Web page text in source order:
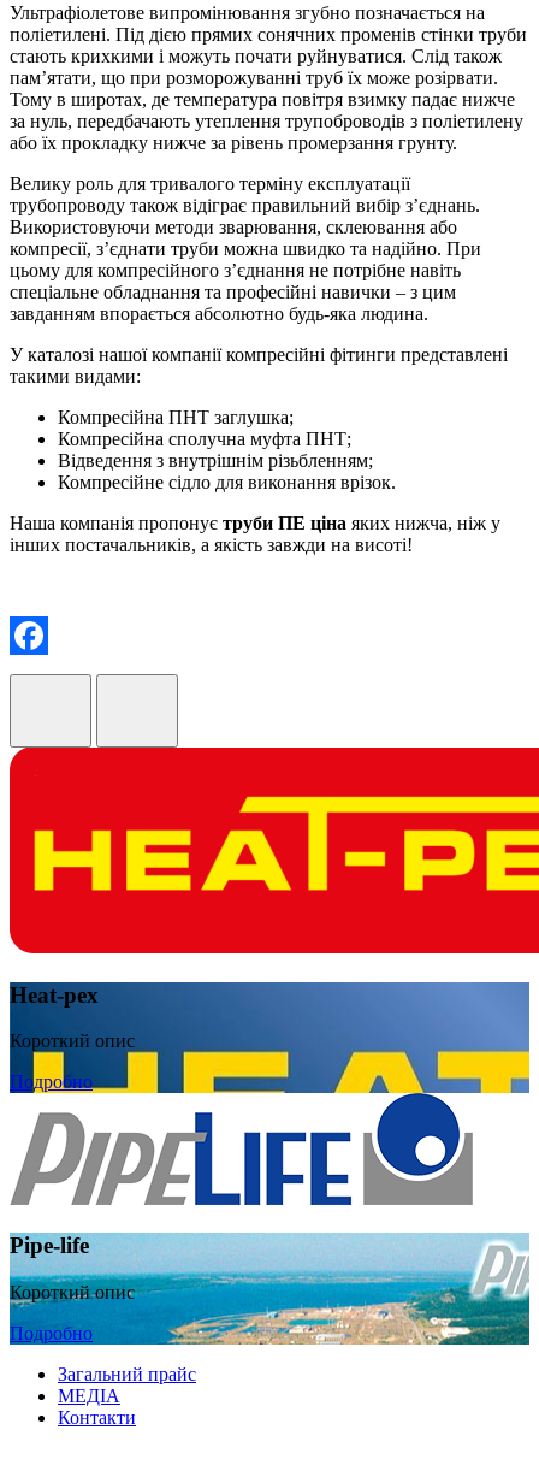
Ультрафіолетове випромінювання згубно позначається на
поліетилені. Під дією прямих сонячних променів стінки труби
стають крихкими і можуть почати руйнуватися. Слід також
пам’ятати, що при розморожуванні труб їх може розірвати.
Тому в широтах, де температура повітря взимку падає нижче
за нуль, передбачають утеплення трупоброводів з поліетилену
або їх прокладку нижче за рівень промерзання грунту.
Велику роль для тривалого терміну експлуатації
трубопроводу також відіграє правильний вибір з’єднань.
Використовуючи методи зварювання, склеювання або
компресії, з’єднати труби можна швидко та надійно. При
цьому для компресійного з’єднання не потрібне навіть
спеціальне обладнання та професійні навички – з цим
завданням впорається абсолютно будь-яка людина.
У каталозі нашої компанії компресійні фітинги представлені
такими видами:
Компресійна ПНТ заглушка;
Компресійна сполучна муфта ПНТ;
Відведення з внутрішнім різьбленням;
Компресійне сідло для виконання врізок.
Наша компанія пропонує труби ПЕ ціна яких нижча, ніж у
інших постачальників, а якість завжди на висоті!
Facebook
Heat-pex
Короткий опис
Подробно
Pipe-life
Короткий опис
Подробно
Загальний прайс
МЕДІА
Контакти